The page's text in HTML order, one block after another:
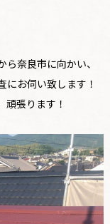
奈良市に向かい、
にお伺い致します！
張ります！